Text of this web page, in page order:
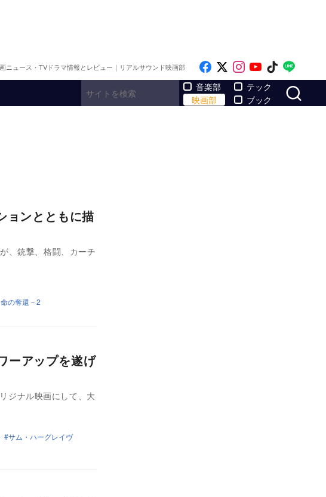
ニュース・TVドラマ情報とレビュー｜リアルサウンド映画部 Like on Facebook
Follow on x
Follow on
Follow on
Follow
音楽部
映画部
テック
ブック
ョンとともに描
、銃撃、格闘、カーチ
の奪還－2
ーアップを遂げ
ジナル映画にして、大
サム・ハーグレイヴ